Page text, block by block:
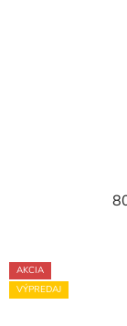
AKCIA
VÝPREDAJ